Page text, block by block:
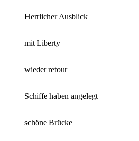
Herrlicher Ausblick
mit Liberty
wieder retour
Schiffe haben angelegt
schöne Brücke